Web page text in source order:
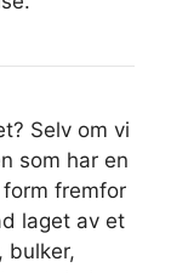
Selv om vi
som har en
fremfor
laget av et
bulker,